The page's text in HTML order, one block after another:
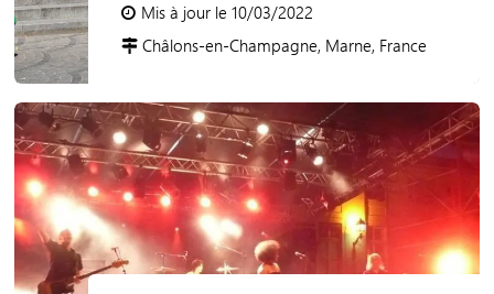
Mis à jour le 10/03/2022
Châlons-en-Champagne, Marne, France